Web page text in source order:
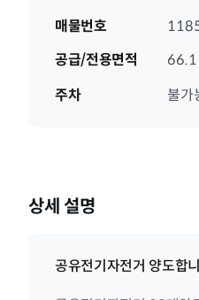
매물번호
공급/전용면적
주차
불가
상세 설명
공유전기자전거 양도합